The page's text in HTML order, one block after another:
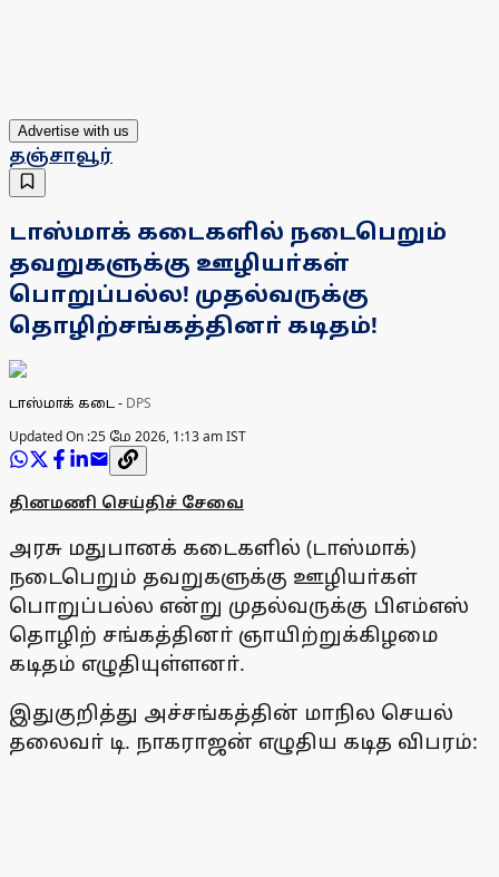
Advertise with us
தஞ்சாவூர்
டாஸ்மாக் கடைகளில் நடைபெறும்
தவறுகளுக்கு ஊழியா்கள்
பொறுப்பல்ல! முதல்வருக்கு
தொழிற்சங்கத்தினா் கடிதம்!
டாஸ்மாக் கடை- DPS
Updated On :25 மே 2026, 1:13 am IST
தினமணி செய்திச் சேவை
அரசு மதுபானக் கடைகளில் (டாஸ்மாக்)
நடைபெறும் தவறுகளுக்கு ஊழியா்கள்
பொறுப்பல்ல என்று முதல்வருக்கு பிஎம்எஸ்
தொழிற் சங்கத்தினா் ஞாயிற்றுக்கிழமை
கடிதம் எழுதியுள்ளனா்.
இதுகுறித்து அச்சங்கத்தின் மாநில செயல்
தலைவா் டி. நாகராஜன் எழுதிய கடித விபரம்: